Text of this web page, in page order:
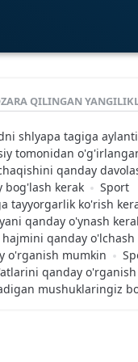
QILINGAN
shlyapa tagiga
tomonidan
qanday
bog'lash kerak
Sport
tayyorgarlik ko'rish
qanday o'ynash
qanday o'lchash
o'rganish mumkin
qanday
mushuklaringiz